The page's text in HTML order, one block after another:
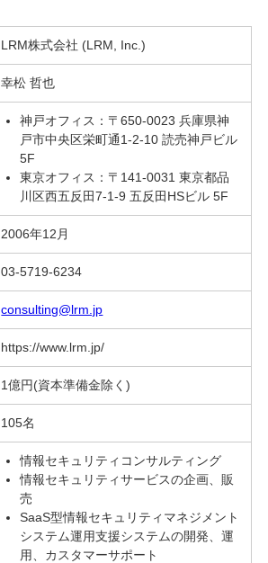
LRM株式会社 (LRM, Inc.)
幸松 哲也
神戸オフィス：〒650-0023 兵庫県神
戸市中央区栄町通1-2-10 読売神戸ビル
5F
東京オフィス：〒141-0031 東京都品
川区西五反田7-1-9 五反田HSビル 5F
2006年12月
03-5719-6234
consulting@lrm.jp
https://www.lrm.jp/
1億円(資本準備金除く)
105名
情報セキュリティコンサルティング
情報セキュリティサービスの企画、販
売
SaaS型情報セキュリティマネジメント
システム運用支援システムの開発、運
用、カスタマーサポート